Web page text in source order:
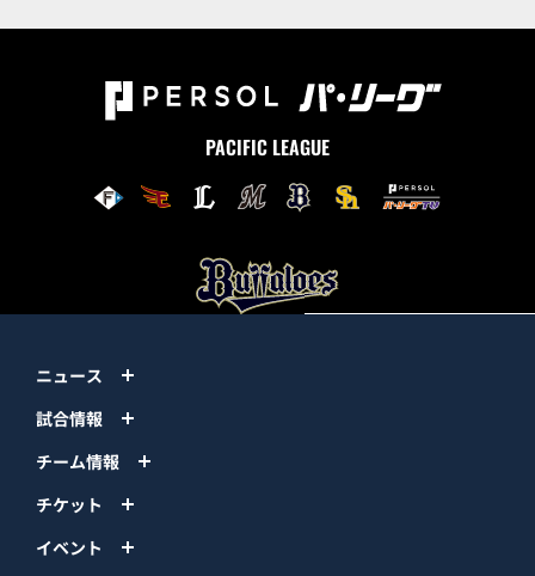
PACIFIC LEAGUE
ニュース
試合情報
チーム情報
チケット
イベント